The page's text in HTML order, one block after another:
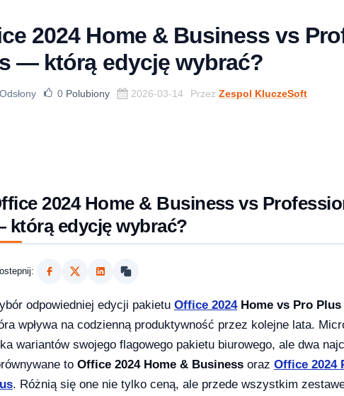
2024 Home & Business vs
— którą edycję wybrać?
0 Polubiony 2026-03-14 Przez Zespol KluczeSoft
2024 Home & Business vs
którą edycję wybrać?
odpowiedniej edycji pakietu Office 2024Home vs Pro Plus
wpływa na codzienną produktywność przez kolejne lata.
wariantów swojego flagowego pakietu biurowego, ale dwa
to Office 2024 Home & Business oraz Office 2024
. Różnią się one nie tylko ceną, ale przede wszystkim